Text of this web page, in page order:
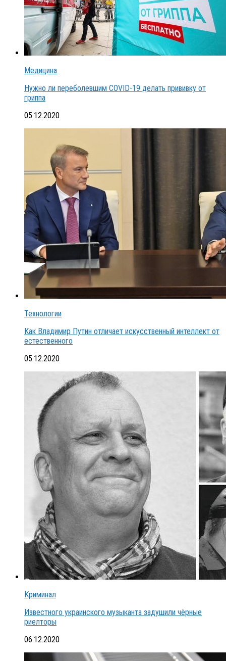
Медицина
Нужно ли переболевшим COVID-19 делать прививку от
гриппа
05.12.2020
Технологии
Как Владимир Путин отличает искусственный интеллект от
естественного
05.12.2020
Криминал
Известного украинского музыканта задушили чёрные
риелторы
06.12.2020